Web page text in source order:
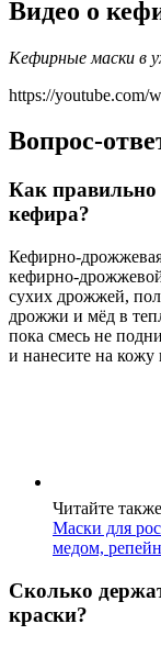
Видео о
Кефирные маски в
https://youtube.com/
Вопрос-
Как правильно
кефира?
Кефирно-
кефирно-
сухих дрожжей,
дрожжи и мёд в
пока смесь не
и нанесите на
Читайте
Маски для
медом,
Сколько
краски?